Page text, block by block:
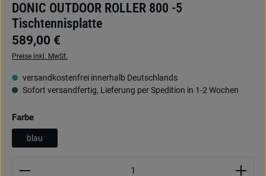
DONIC OUTDOOR ROLLER 800 -5
Tischtennisplatte
589,00 €
Preise inkl. MwSt.
versandkostenfrei innerhalb Deutschlands
Sofort versandfertig, Lieferung per Spedition in 1-2 Wochen
Farbeauswählen
blau
Produkt Anzahl: Gib den gewünschten Wert ein